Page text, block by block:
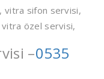
vitra sifon servisi,
özel servisi,
–0535